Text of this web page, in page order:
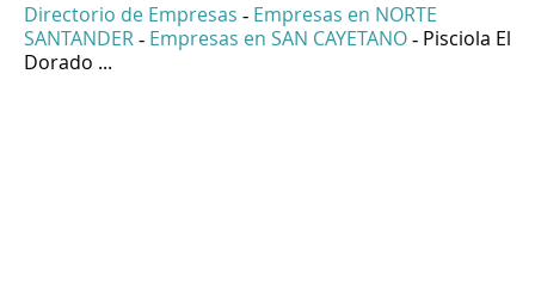
Directorio de Empresas - Empresas en NORTE
SANTANDER - Empresas en SAN CAYETANO - Pisciola El
Dorado ...